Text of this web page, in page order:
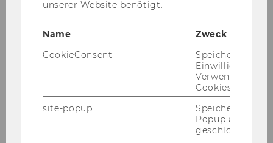
Chris­toph Wie­der­kehr,Bun­des­mi­nis­ter für
Bil­dung
Di­rek­to­rin der Wien­bi­blio­thek
Marie-​Christine Kainz
Stu­die­ren­de und stv.
Alex­an­der Mäd­che,Pro­fes­sor für Wirt­schafts­
unserer Website benötigt.
Name
Zweck
CookieConsent
Speichert Ihre
Einwilligung zur
Verwendung von
Cookies.
site-popup
Speichert ob ein
Popup
geschlossen